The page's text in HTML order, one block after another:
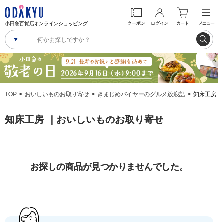
小田急百貨店オンラインショッピング クーポン ログイン カート メニュー
TOP おいしいものお取り寄せ きまじめバイヤーのグルメ放浪記 知床工房
知床工房 ｜おいしいものお取り寄せ
お探しの商品が見つかりませんでした。